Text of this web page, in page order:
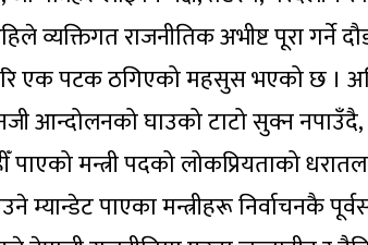
व्यक्तिगत राजनीतिक अभीष्ट पूरा गर्ने
एक पटक ठगिएको महसुस भएको छ ।
आन्दोलनको घाउको टाटो सुक्न
पाएको मन्त्री पदको लोकप्रियताको
म्यान्डेट पाएका मन्त्रीहरू निर्वाचनकै